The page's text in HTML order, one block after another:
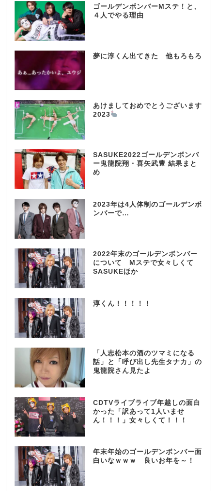
ゴールデンボンバーMステ！と、
４人でやる理由
夢に淳くん出てきた 他もろもろ
あけましておめでとうございます
2023
SASUKE2022ゴールデンボンバ
ー鬼龍院翔・喜矢武豊 結果まと
め
2023年は4人体制のゴールデンボ
ンバーで…
2022年末のゴールデンボンバー
について Mステで女々しくて
SASUKEほか
淳くん！！！！！
「人志松本の酒のツマミになる
話」と「呼び出し先生タナカ」の
鬼龍院さん見たよ
CDTVライブライブ年越しの面白
かった「訳あって1人いませ
ん！！！」女々しくて！！！
年末年始のゴールデンボンバー面
白いなｗｗｗ 良いお年を～！